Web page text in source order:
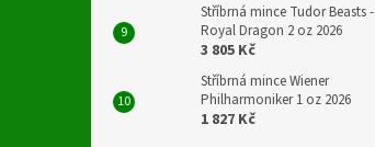
Stříbrná mince Tudor Beasts -
Royal Dragon 2 oz 2026
3 805 Kč
Stříbrná mince Wiener
Philharmoniker 1 oz 2026
1 827 Kč